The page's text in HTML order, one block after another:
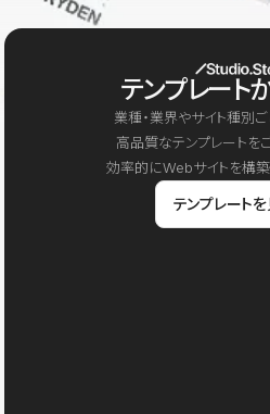
テンプレート
業種・業界やサイト種別
高品質なテンプレートを
効率的にWebサイトを構築
テンプレート